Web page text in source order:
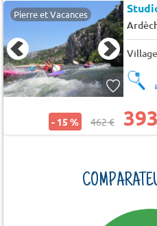
Pierre et Vacances
- 15 % 462 €